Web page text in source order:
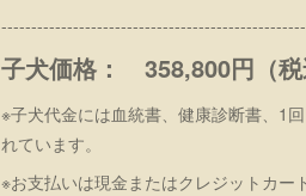
子犬価格： 358,800円（税
※子犬代金には血統書、健康診断書、1
れています。
※お支払いは現金またはクレジットカー